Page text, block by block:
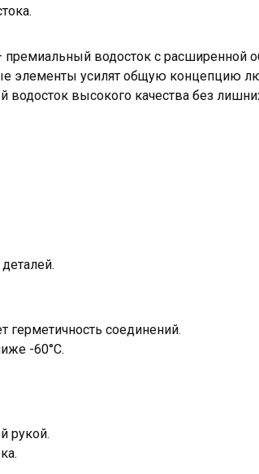
премиальный водосток с расширенной
элементы усилят общую концепцию
высокого качества без
герметичность соединений.
-60°C.
рукой.